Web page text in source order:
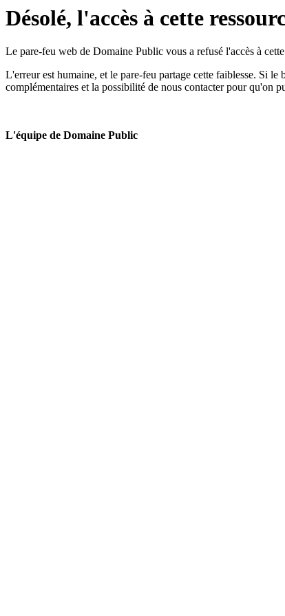
Désolé, l'accès à cette
Le pare-feu web de Domaine Public vous a refusé l'accès à
L'erreur est humaine, et le pare-feu partage cette faiblesse. Si
complémentaires et la possibilité de nous contacter pour qu'on
L'équipe de Domaine Public